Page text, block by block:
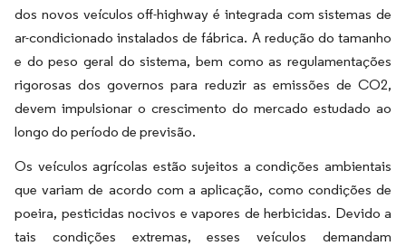
dos novos veículos off-highway é integrada com sistemas de
ar-condicionado instalados de fábrica. A redução do tamanho
e do peso geral do sistema, bem como as regulamentações
rigorosas dos governos para reduzir as emissões de CO2,
devem impulsionar o crescimento do mercado estudado ao
longo do período de previsão.
Os veículos agrícolas estão sujeitos a condições ambientais
que variam de acordo com a aplicação, como condições de
poeira, pesticidas nocivos e vapores de herbicidas. Devido a
tais condições extremas, esses veículos demandam